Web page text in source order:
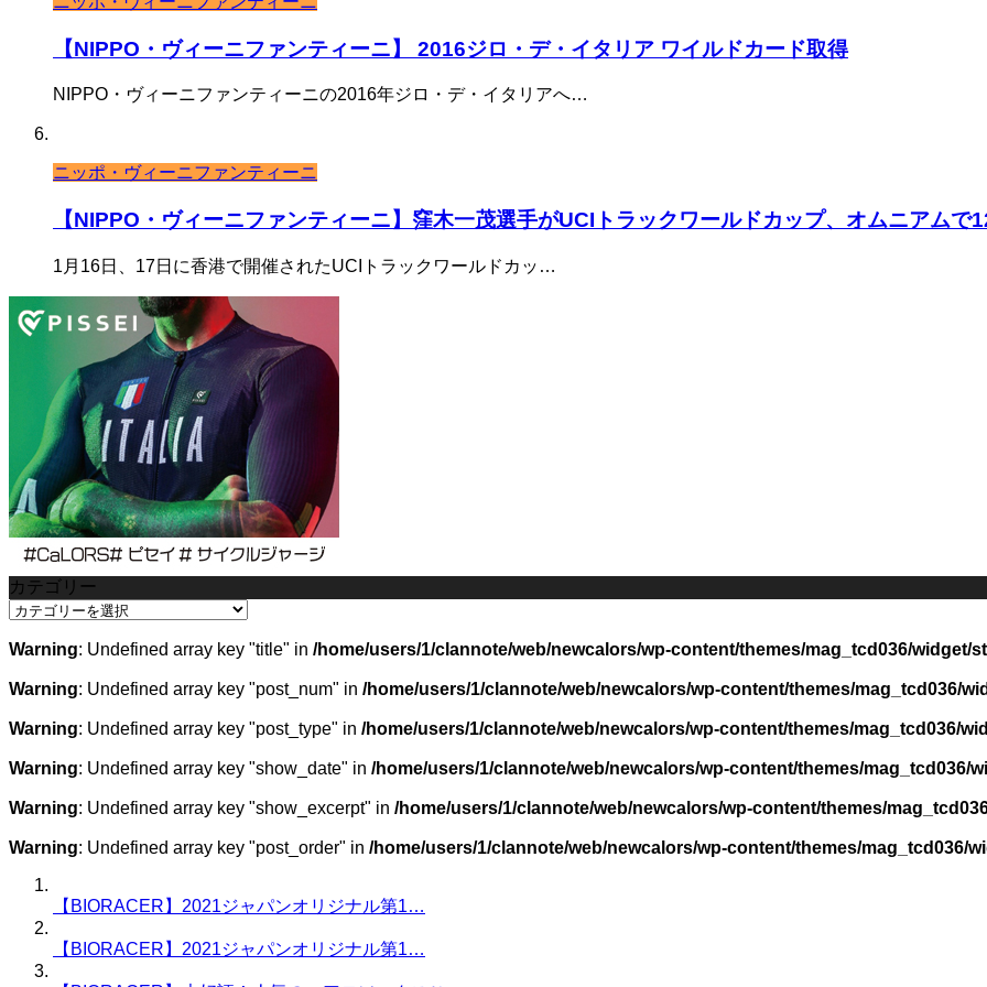
【NIPPO・ヴィーニファンティーニ】 2016ジロ・デ・イタリア ワイルドカード取得
NIPPO・ヴィーニファンティーニの2016年ジロ・デ・イタリアへ…
ニッポ・ヴィーニファンティーニ
【NIPPO・ヴィーニファンティーニ】窪木一茂選手がUCIトラックワールドカップ、オムニアムで
1月16日、17日に香港で開催されたUCIトラックワールドカッ…
カテゴリー
カ
ゴ
リ
ー
Warning: Undefined array key "title" in /home/users/1/clannote/web/newcalors/wp-content/themes/mag_tcd036/widget/
Warning: Undefined array key "post_num" in /home/users/1/clannote/web/newcalors/wp-content/themes/mag_tcd036/
Warning: Undefined array key "post_type" in /home/users/1/clannote/web/newcalors/wp-content/themes/mag_tcd036/
Warning: Undefined array key "show_date" in /home/users/1/clannote/web/newcalors/wp-content/themes/mag_tcd036/
Warning: Undefined array key "show_excerpt" in /home/users/1/clannote/web/newcalors/wp-content/themes/
Warning: Undefined array key "post_order" in /home/users/1/clannote/web/newcalors/wp-content/themes/mag_tcd036/
【BIORACER】2021ジャパンオリジナル第1…
【BIORACER】2021ジャパンオリジナル第1…